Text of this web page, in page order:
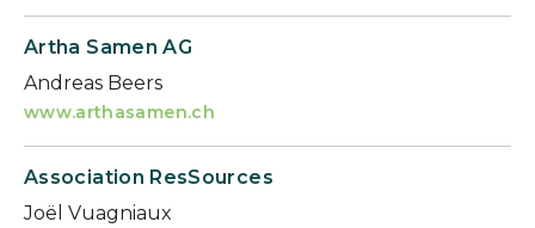
Artha Samen AG
Andreas Beers
www.arthasamen.ch
Association ResSources
Joël Vuagniaux